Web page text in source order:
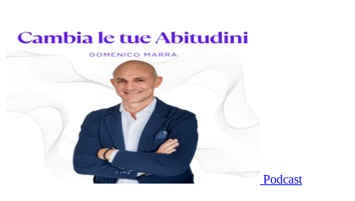
Podcast